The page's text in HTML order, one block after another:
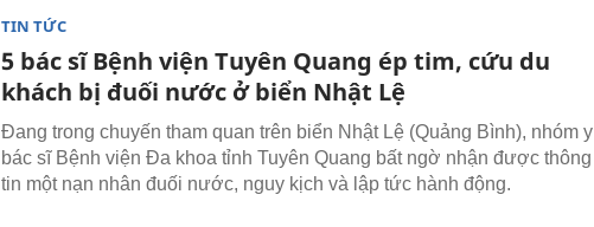
TIN TỨC
5 bác sĩ Bệnh viện Tuyên Quang ép tim, cứu du
khách bị đuối nước ở biển Nhật Lệ
Đang trong chuyến tham quan trên biển Nhật Lệ (Quảng Bình), nhóm y
bác sĩ Bệnh viện Đa khoa tỉnh Tuyên Quang bất ngờ nhận được thông
tin một nạn nhân đuối nước, nguy kịch và lập tức hành động.